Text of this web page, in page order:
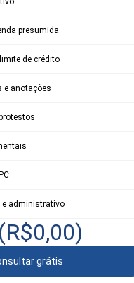
presumida
de crédito
e anotações
e administrativo
(R$0,00)
grátis